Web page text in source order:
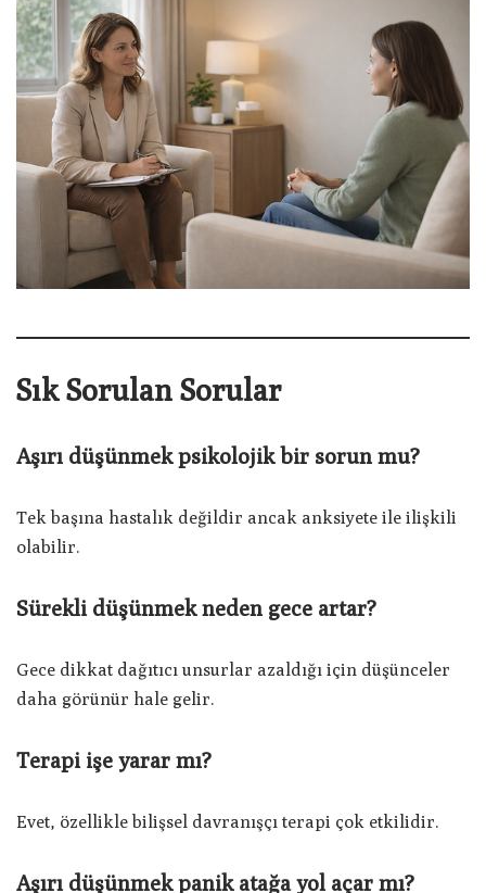
Sık Sorulan Sorular
Aşırı düşünmek psikolojik bir sorun mu?
Tek başına hastalık değildir ancak anksiyete ile ilişkili
olabilir.
Sürekli düşünmek neden gece artar?
Gece dikkat dağıtıcı unsurlar azaldığı için düşünceler
daha görünür hale gelir.
Terapi işe yarar mı?
Evet, özellikle bilişsel davranışçı terapi çok etkilidir.
Aşırı düşünmek panik atağa yol açar mı?